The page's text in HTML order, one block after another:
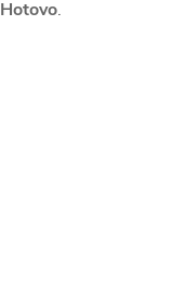
Hotovo.